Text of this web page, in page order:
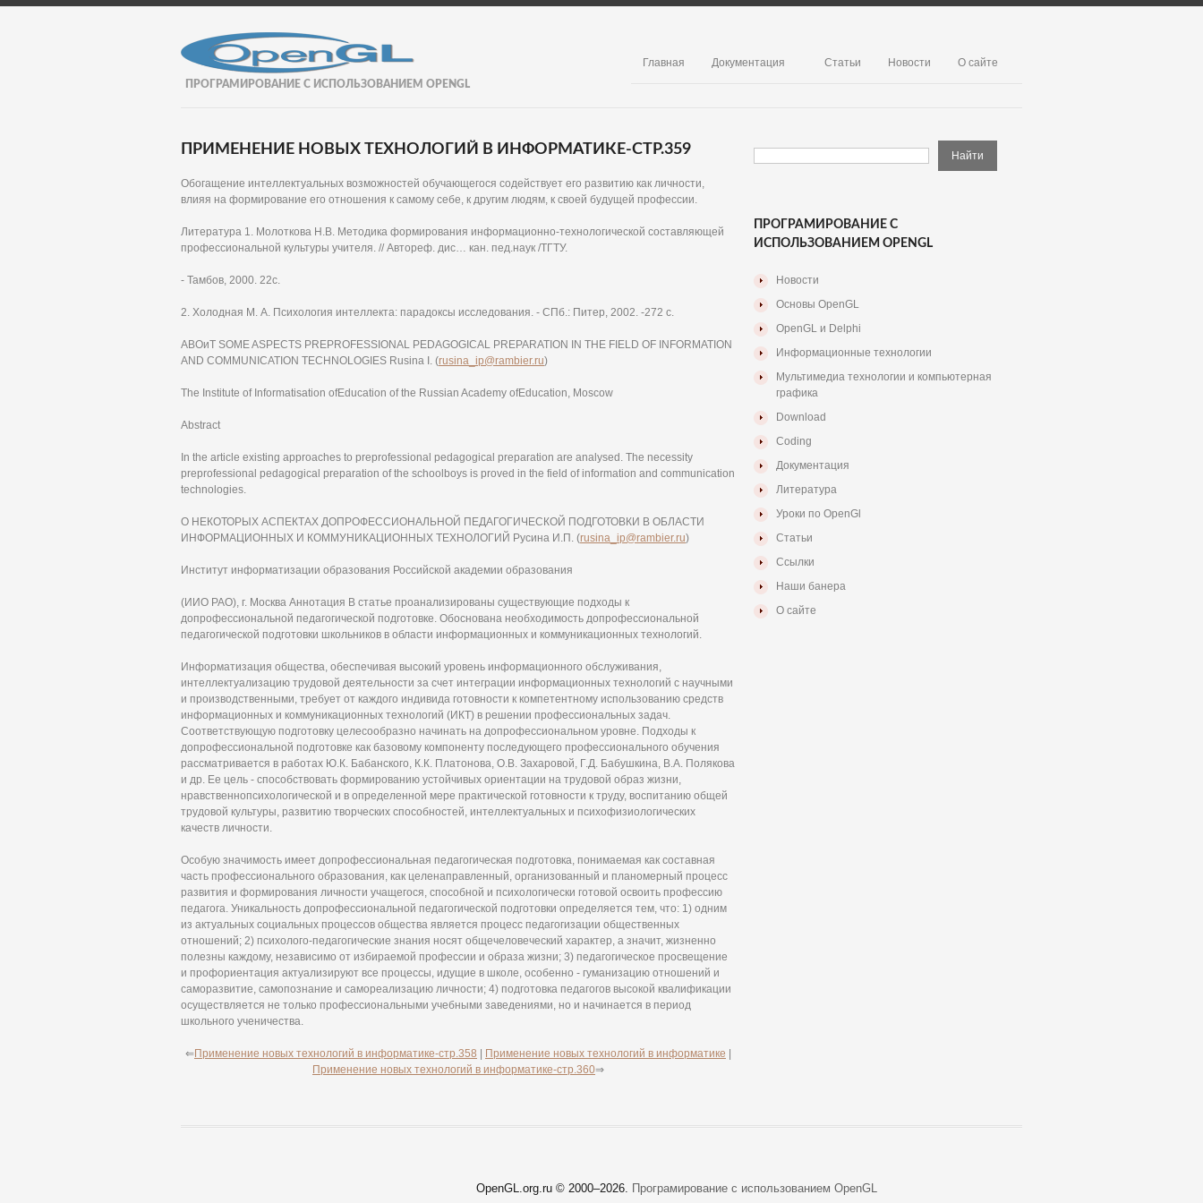
ПРОГРАМИРОВАНИЕ С ИСПОЛЬЗОВАНИЕМ OPENGL
Главная Документация Статьи Новости О сайте
ПРИМЕНЕНИЕ НОВЫХ ТЕХНОЛОГИЙ В ИНФОРМАТИКЕ-СТР.359
Обогащение интеллектуальных возможностей обучающегося содействует его развитию как личности,
влияя на формирование его отношения к самому себе, к другим людям, к своей будущей профессии.
Литература 1. Молоткова Н.В. Методика формирования информационно-технологической составляющей
профессиональной культуры учителя. // Автореф. дис… кан. пед.наук /ТГТУ.
- Тамбов, 2000. 22с.
2. Холодная М. А. Психология интеллекта: парадоксы исследования. - СПб.: Питер, 2002. -272 с.
АВОиТ SOME ASPECTS PREPROFESSIONAL PEDAGOGICAL PREPARATION IN THE FIELD OF INFORMATION
AND COMMUNICATION TECHNOLOGIES Rusina I. (rusina_ip@rambier.ru)
The Institute of Informatisation ofEducation of the Russian Academy ofEducation, Moscow
Abstract
In the article existing approaches to preprofessional pedagogical preparation are analysed. The necessity
preprofessional pedagogical preparation of the schoolboys is proved in the field of information and communication
technologies.
О НЕКОТОРЫХ АСПЕКТАХ ДОПРОФЕССИОНАЛЬНОЙ ПЕДАГОГИЧЕСКОЙ ПОДГОТОВКИ В ОБЛАСТИ
ИНФОРМАЦИОННЫХ И КОММУНИКАЦИОННЫХ ТЕХНОЛОГИЙ Русина И.П. (rusina_ip@rambier.ru)
Институт информатизации образования Российской академии образования
(ИИО РАО), г. Москва Аннотация В статье проанализированы существующие подходы к
допрофессиональной педагогической подготовке. Обоснована необходимость допрофессиональной
педагогической подготовки школьников в области информационных и коммуникационных технологий.
Информатизация общества, обеспечивая высокий уровень информационного обслуживания,
интеллектуализацию трудовой деятельности за счет интеграции информационных технологий с научными
и производственными, требует от каждого индивида готовности к компетентному использованию средств
информационных и коммуникационных технологий (ИКТ) в решении профессиональных задач.
Соответствующую подготовку целесообразно начинать на допрофессиональном уровне. Подходы к
допрофессиональной подготовке как базовому компоненту последующего профессионального обучения
рассматривается в работах Ю.К. Бабанского, К.К. Платонова, О.В. Захаровой, Г.Д. Бабушкина, В.А. Полякова
и др. Ее цель - способствовать формированию устойчивых ориентации на трудовой образ жизни,
нравственнопсихологической и в определенной мере практической готовности к труду, воспитанию общей
трудовой культуры, развитию творческих способностей, интеллектуальных и психофизиологических
качеств личности.
Особую значимость имеет допрофессиональная педагогическая подготовка, понимаемая как составная
часть профессионального образования, как целенаправленный, организованный и планомерный процесс
развития и формирования личности учащегося, способной и психологически готовой освоить профессию
педагога. Уникальность допрофессиональной педагогической подготовки определяется тем, что: 1) одним
из актуальных социальных процессов общества является процесс педагогизации общественных
отношений; 2) психолого-педагогические знания носят общечеловеческий характер, а значит, жизненно
полезны каждому, независимо от избираемой профессии и образа жизни; 3) педагогическое просвещение
и профориентация актуализируют все процессы, идущие в школе, особенно - гуманизацию отношений и
саморазвитие, самопознание и самореализацию личности; 4) подготовка педагогов высокой квалификации
осуществляется не только профессиональными учебными заведениями, но и начинается в период
школьного ученичества.
⇐Применение новых технологий в информатике-стр.358 Применение новых технологий в информатике
Применение новых технологий в информатике-стр.360⇒
ПРОГРАМИРОВАНИЕ С
ИСПОЛЬЗОВАНИЕМ OPENGL
Новости
Основы OpenGL
OpenGL и Delphi
Информационные технологии
Мультимедиа технологии и компьютерная
графика
Download
Coding
Документация
Литература
Уроки по OpenGl
Статьи
Ссылки
Наши банера
О сайте
OpenGL.org.ru © 2000–2026. Програмирование с использованием OpenGL